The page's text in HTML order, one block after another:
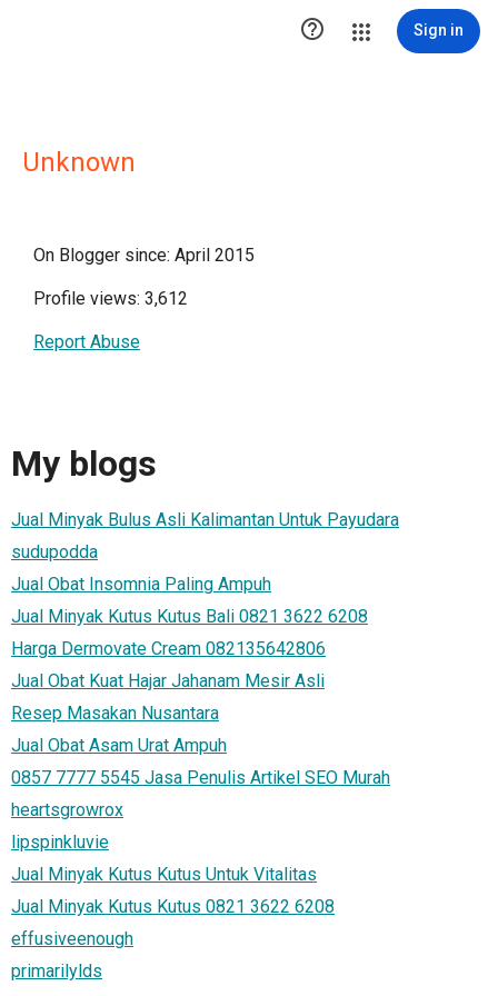
 Sign in
Unknown
On Blogger since: April 2015
Profile views: 3,612
Report Abuse
My blogs
Jual Minyak Bulus Asli Kalimantan Untuk Payudara
sudupodda
Jual Obat Insomnia Paling Ampuh
Jual Minyak Kutus Kutus Bali 0821 3622 6208
Harga Dermovate Cream 082135642806
Jual Obat Kuat Hajar Jahanam Mesir Asli
Resep Masakan Nusantara
Jual Obat Asam Urat Ampuh
0857 7777 5545 Jasa Penulis Artikel SEO Murah
heartsgrowrox
lipspinkluvie
Jual Minyak Kutus Kutus Untuk Vitalitas
Jual Minyak Kutus Kutus 0821 3622 6208
effusiveenough
primarilylds